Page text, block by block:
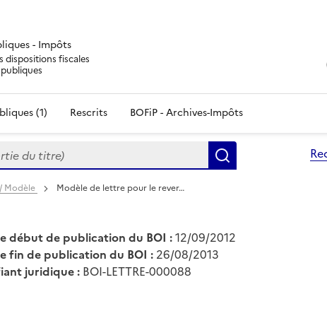
- Impôts
dispositions fiscales
(1) Rescrits BOFiP - Archives-Impôts
du titre)
Modèle Modèle de lettre pour le rever…
début de publication du BOI :12/09/2012
fin de publication du BOI : 26/08/2013
juridique : BOI-LETTRE-000088